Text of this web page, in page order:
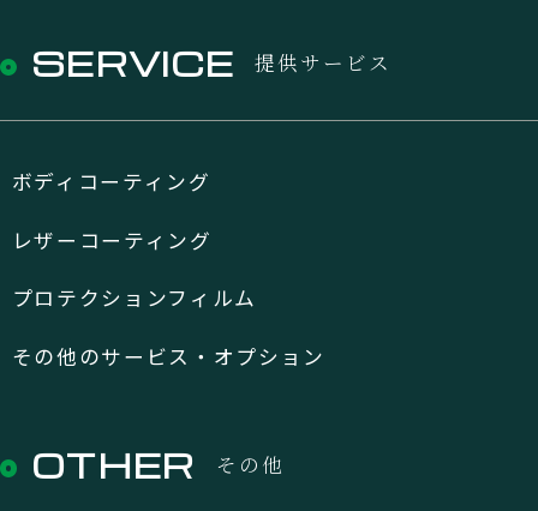
SERVICE 提供サービス
ボディコーティング
レザーコーティング
プロテクションフィルム
その他のサービス・オプション
OTHER その他